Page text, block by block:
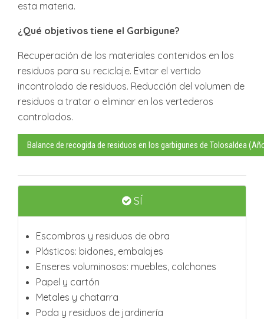
esta materia.
¿Qué objetivos tiene el Garbigune?
Recuperación de los materiales contenidos en los
residuos para su reciclaje. Evitar el vertido
incontrolado de residuos. Reducción del volumen de
residuos a tratar o eliminar en los vertederos
controlados.
Balance de recogida de residuos en los garbigunes de Tolosaldea
SÍ
Escombros y residuos de obra
Plásticos: bidones, embalajes
Enseres voluminosos: muebles, colchones
Papel y cartón
Metales y chatarra
Poda y residuos de jardinería